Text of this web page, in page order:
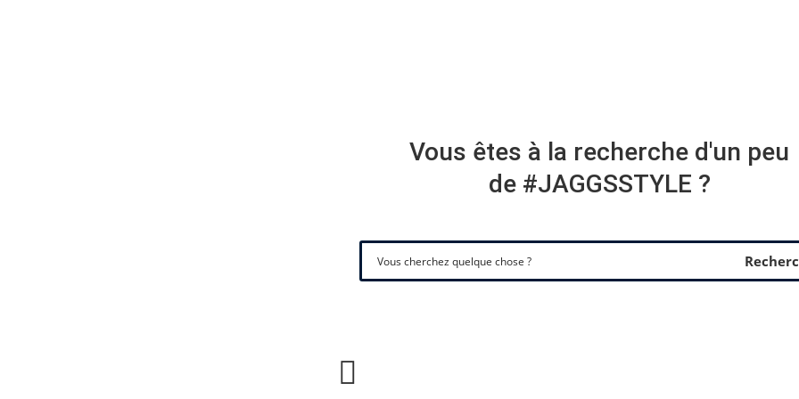
Vous êtes à la recherche d'un peu
de #JAGGSSTYLE ?